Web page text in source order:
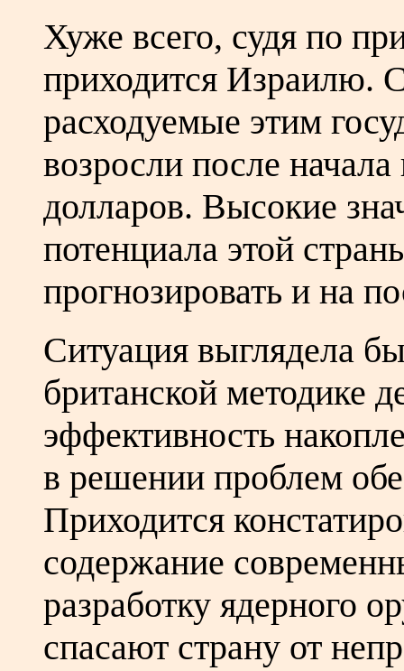
Хуже всего, судя по
приходится Израилю.
расходуемые этим
возросли после
долларов. Высокие
потенциала этой
прогнозировать и на
Ситуация выглядела
британской методике
эффективность
в решении проблем
Приходится
содержание
разработку ядерного
спасают страну от